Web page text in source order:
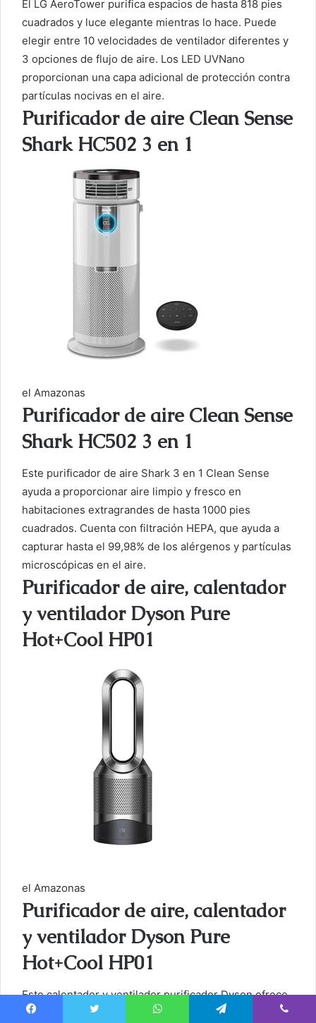
El LG AeroTower purifica espacios de hasta 818 pies
cuadrados y luce elegante mientras lo hace. Puede
elegir entre 10 velocidades de ventilador diferentes y
3 opciones de flujo de aire. Los LED UVNano
proporcionan una capa adicional de protección contra
partículas nocivas en el aire.
Purificador de aire Clean Sense
Shark HC502 3 en 1
el Amazonas
Purificador de aire Clean Sense
Shark HC502 3 en 1
Este purificador de aire Shark 3 en 1 Clean Sense
ayuda a proporcionar aire limpio y fresco en
habitaciones extragrandes de hasta 1000 pies
cuadrados. Cuenta con filtración HEPA, que ayuda a
capturar hasta el 99,98% de los alérgenos y partículas
microscópicas en el aire.
Purificador de aire, calentador
y ventilador Dyson Pure
Hot+Cool HP01
el Amazonas
Purificador de aire, calentador
y ventilador Dyson Pure
Hot+Cool HP01
Este calentador y ventilador purificador Dyson ofrece
una potente corriente de aire puro que lo mantendrá